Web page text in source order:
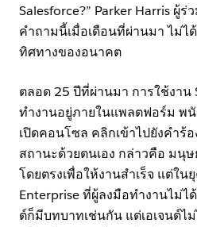
Salesforce?” Parker Harris ผู้ร่
คำถามนี้เมื่อเดือนที่ผ่านมา ไม่ไ
ทิศทางของอนาคต
ตลอด 25 ปีที่ผ่านมา การใช้งาน
ทำงานอยู่ภายในแพลตฟอร์ม พ
เปิดคอนโซล คลิกเข้าไปยังคำร้
สถานะด้วยตนเอง กล่าวคือ มนุ
โดยตรงเพื่อให้งานสำเร็จ แต่ใน
Enterprise ที่ผู้ลงมือทำงานไม่ไ
ต์ก็มีบทบาทเช่นกัน แต่เอเจนต์ไ